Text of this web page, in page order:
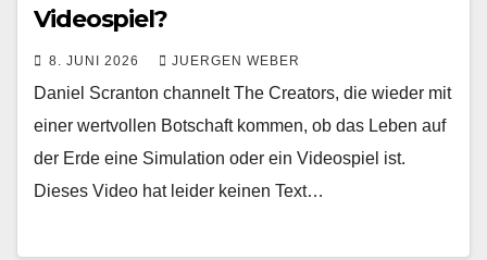
Videospiel?
8. JUNI 2026 JUERGEN WEBER
Daniel Scranton channelt The Creators, die wieder mit
einer wertvollen Botschaft kommen, ob das Leben auf
der Erde eine Simulation oder ein Videospiel ist.
Dieses Video hat leider keinen Text…